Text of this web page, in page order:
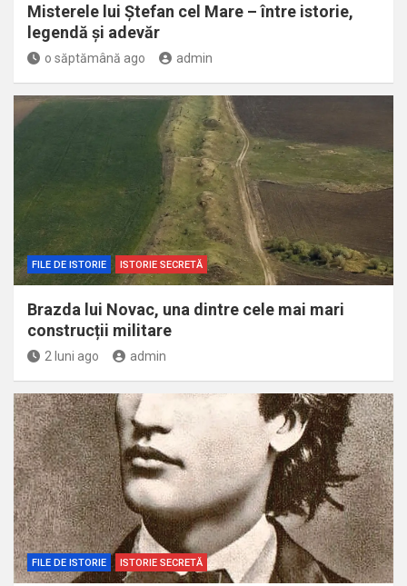
Misterele lui Ștefan cel Mare – între istorie,
legendă și adevăr
o săptămână ago admin
FILE DE ISTORIE ISTORIE SECRETĂ
Brazda lui Novac, una dintre cele mai mari
construcții militare
2 luni ago admin
FILE DE ISTORIE ISTORIE SECRETĂ